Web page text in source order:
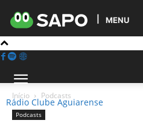
MENU
Rádio Clube Aguiarense
Início Podcasts
Podcasts